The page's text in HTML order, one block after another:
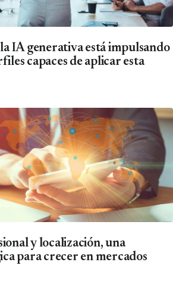
IA generativa está impulsando
capaces de aplicar esta
y localización, una
para crecer en mercados